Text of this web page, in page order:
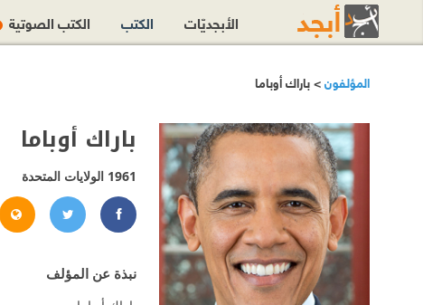
المؤلفون> باراك أوباما
باراك أوباما
1961 الولايات المتحدة
barackobama
نبذة عن المؤلف
الأبجديّات الكتب الكتب الصوتية